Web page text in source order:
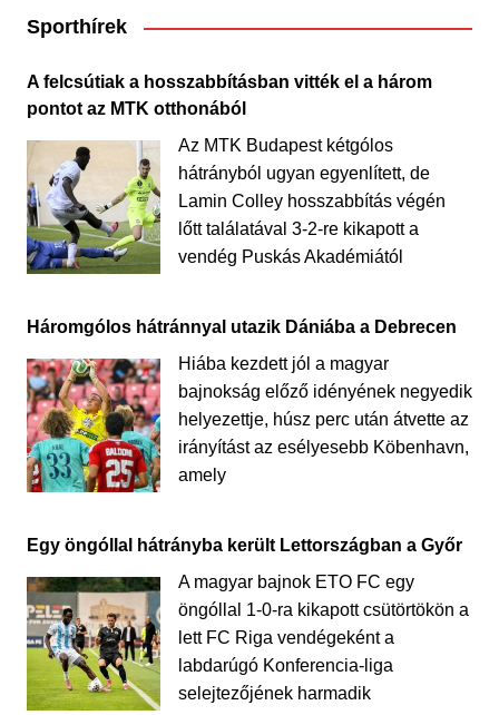
Sporthírek
A felcsútiak a hosszabbításban vitték el a három
pontot az MTK otthonából
Az MTK Budapest kétgólos
hátrányból ugyan egyenlített, de
Lamin Colley hosszabbítás végén
lőtt találatával 3-2-re kikapott a
vendég Puskás Akadémiától
Háromgólos hátránnyal utazik Dániába a Debrecen
Hiába kezdett jól a magyar
bajnokság előző idényének negyedik
helyezettje, húsz perc után átvette az
irányítást az esélyesebb Köbenhavn,
amely
Egy öngóllal hátrányba került Lettországban a Győr
A magyar bajnok ETO FC egy
öngóllal 1-0-ra kikapott csütörtökön a
lett FC Riga vendégeként a
labdarúgó Konferencia-liga
selejtezőjének harmadik